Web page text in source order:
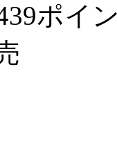
ポイ